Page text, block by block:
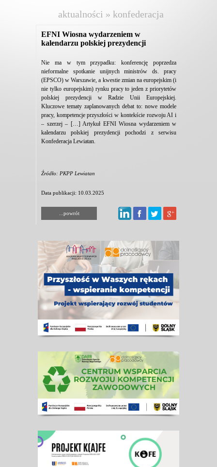
aktualności » konfederacja
EFNI Wiosna wydarzeniem w
kalendarzu polskiej prezydencji
Nie ma w tym przypadku: konferencję poprzedza
nieformalne spotkanie unijnych ministrów ds. pracy
(EPSCO) w Warszawie, a kwestie zmian na europejskim (i
nie tylko europejskim) rynku pracy to jeden z priorytetów
polskiej prezydencji w Radzie Unii Europejskiej.
Kluczowe tematy zaplanowanych debat to: nowe modele
pracy, kompetencje przyszłości w kontekście rozwoju AI i
– szerzej – […] Artykuł EFNI Wiosna wydarzeniem w
kalendarzu polskiej prezydencji pochodzi z serwisu
Konfederacja Lewiatan.
Źródło: PKPP Lewiatan
Data publikacji: 10.03.2025
...powrót